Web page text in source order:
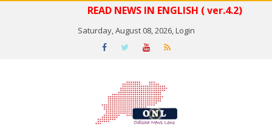
READ NEWS IN ENGLISH ( ver.4.2)
Saturday, August 08, 2026,Login